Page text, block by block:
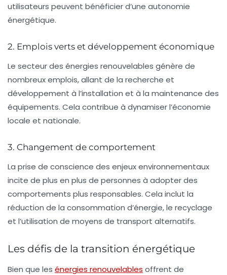
utilisateurs peuvent bénéficier d’une autonomie
énergétique.
2. Emplois verts et développement économique
Le secteur des énergies renouvelables génère de
nombreux emplois, allant de la recherche et
développement à l’installation et à la maintenance des
équipements. Cela contribue à dynamiser l’économie
locale et nationale.
3. Changement de comportement
La prise de conscience des enjeux environnementaux
incite de plus en plus de personnes à adopter des
comportements plus responsables. Cela inclut la
réduction de la consommation d’énergie, le recyclage
et l’utilisation de moyens de transport alternatifs.
Les défis de la transition énergétique
Bien que les énergies renouvelables offrent de